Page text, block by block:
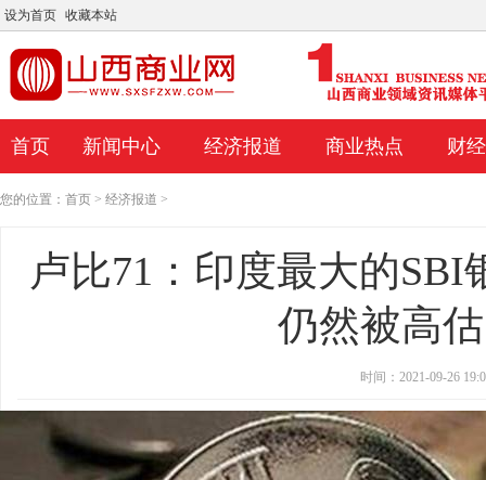
设为首页 收藏本站
首页 新闻中心 经济报道 商业热点 财
您的位置： 首页 > 经济报道 >
卢比71：印度最大的
仍然被高
时间：2021-09-26
什么您不需要每天跟踪抵押贷款利率 迪士尼CEO称第四季度